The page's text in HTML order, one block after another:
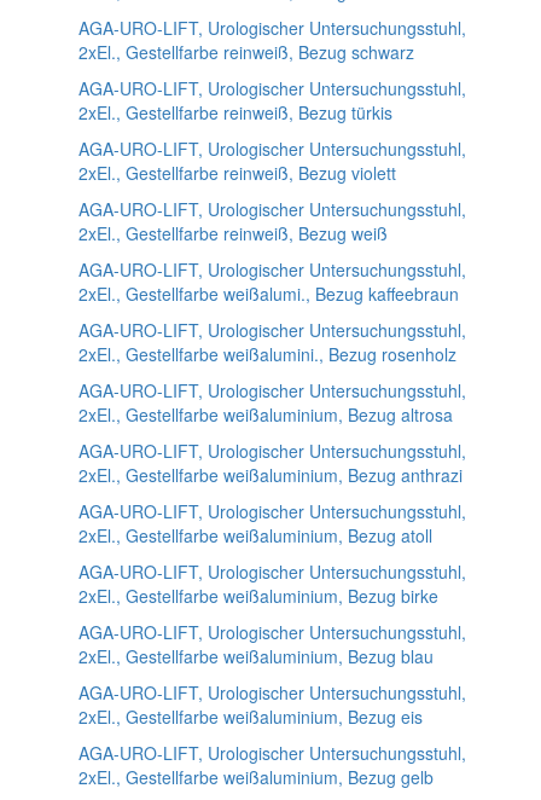
AGA-URO-LIFT, Urologischer Untersuchungsstuhl,
2xEl., Gestellfarbe reinweiß, Bezug schwarz
AGA-URO-LIFT, Urologischer Untersuchungsstuhl,
2xEl., Gestellfarbe reinweiß, Bezug türkis
AGA-URO-LIFT, Urologischer Untersuchungsstuhl,
2xEl., Gestellfarbe reinweiß, Bezug violett
AGA-URO-LIFT, Urologischer Untersuchungsstuhl,
2xEl., Gestellfarbe reinweiß, Bezug weiß
AGA-URO-LIFT, Urologischer Untersuchungsstuhl,
2xEl., Gestellfarbe weißalumi., Bezug kaffeebraun
AGA-URO-LIFT, Urologischer Untersuchungsstuhl,
2xEl., Gestellfarbe weißalumini., Bezug rosenholz
AGA-URO-LIFT, Urologischer Untersuchungsstuhl,
2xEl., Gestellfarbe weißaluminium, Bezug altrosa
AGA-URO-LIFT, Urologischer Untersuchungsstuhl,
2xEl., Gestellfarbe weißaluminium, Bezug anthrazi
AGA-URO-LIFT, Urologischer Untersuchungsstuhl,
2xEl., Gestellfarbe weißaluminium, Bezug atoll
AGA-URO-LIFT, Urologischer Untersuchungsstuhl,
2xEl., Gestellfarbe weißaluminium, Bezug birke
AGA-URO-LIFT, Urologischer Untersuchungsstuhl,
2xEl., Gestellfarbe weißaluminium, Bezug blau
AGA-URO-LIFT, Urologischer Untersuchungsstuhl,
2xEl., Gestellfarbe weißaluminium, Bezug eis
AGA-URO-LIFT, Urologischer Untersuchungsstuhl,
2xEl., Gestellfarbe weißaluminium, Bezug gelb